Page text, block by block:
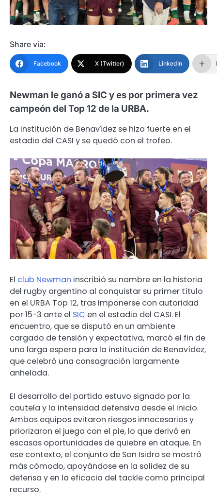
Share via:
Facebook X (Twitter) LinkedIn
Newman le ganó a SIC y es por primera vez
campeón del Top 12 de la URBA.
La institución de Benavídez se hizo fuerte en el
estadio del CASI y se quedó con el trofeo.
El club Newman inscribió su nombre en la historia
del rugby argentino al conquistar su primer título
en el URBA Top 12, tras imponerse con autoridad
por 15-3 ante el SIC en el estadio del CASI. El
encuentro, que se disputó en un ambiente
cargado de tensión y expectativa, marcó el fin de
una larga espera para la institución de Benavídez,
que celebró una consagración largamente
anhelada.
El desarrollo del partido estuvo signado por la
cautela y la intensidad defensiva desde el inicio.
Ambos equipos evitaron riesgos innecesarios y
priorizaron el juego con el pie, lo que derivó en
escasas oportunidades de quiebre en ataque. En
ese contexto, el conjunto de San Isidro se mostró
más cómodo, apoyándose en la solidez de su
defensa y en la eficacia del tackle como principal
recurso.